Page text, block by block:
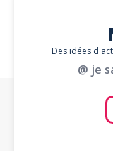
Des idées
@ je